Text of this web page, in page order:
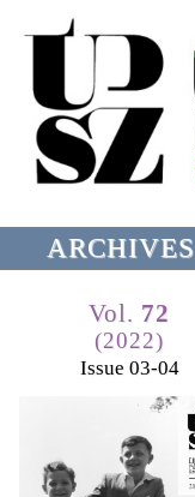
ARCHIVES
Vol. 72
(2022)
Issue 03-04